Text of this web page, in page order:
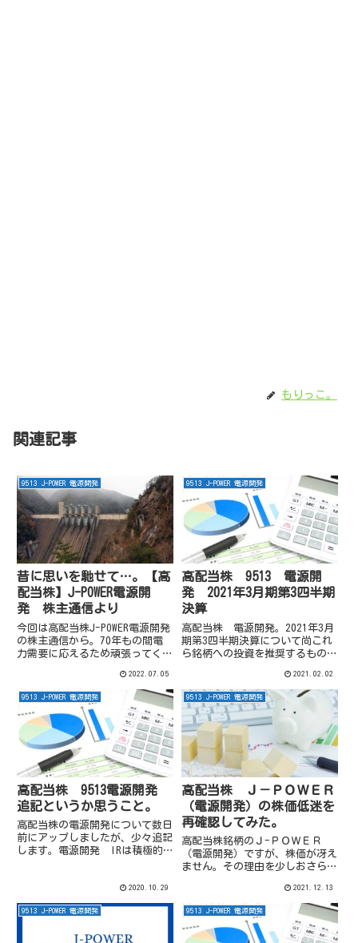
もりっこ。
関連記事
9513 J-POWER 電源開発
昔に思いを馳せて…。【高
配当株】J-POWER電源開
発 株主通信より
今回は高配当株J-POWER電源開発
の株主通信から。70年もの間電
力需要に応えるため頑張ってくれ
2022.07.05
9513 J-POWER 電源開発
高配当株 9513 電源開
発 2021年3月期第3四半期
決算
高配当株 電源開発。2021年3月
期第3四半期決算について尚これ
ら銘柄への投資を推奨するもので
責任でお願いします。また記載内
容や数値は記事投稿時点でのもの
です。前年同期比減収増益（出
典：2021年3月期 第3四...
2021.02.02
9513 J-POWER 電源開発
高配当株 9513電源開発
追記というか思うこと。
高配当株の電源開発について数日
前にアップしましたが、少々追記
します。電源開発 IRは積極的
よりわかりやすくなりそうなので
紹介します。 J-POWERグループ
中期経営計画～更なる成...
2020.10.29
9513 J-POWER 電源開発
高配当株 Ｊ－ＰＯＷＥＲ
（電源開発）の株価低迷を
再確認してみた。
高配当株銘柄のＪ-ＰＯＷＥＲ
（電源開発）ですが、株価が冴え
ません。その理由を少しおさらい
電源開発の株価は絶賛低迷中。直
近10年の株価はこんな感じ。
（出典：ヤフーファイナンスさん
より）ここ10年だと2015年頃
2021.12.13
9513 J-POWER 電源開発 9513 J-POWER 電源開発